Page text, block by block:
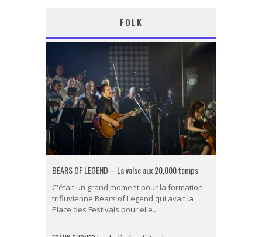
FOLK
BEARS OF LEGEND – La valse aux 20,000 temps
C'était un grand moment pour la formation
trifluvienne Bears of Legend qui avait la
Place des Festivals pour elle...